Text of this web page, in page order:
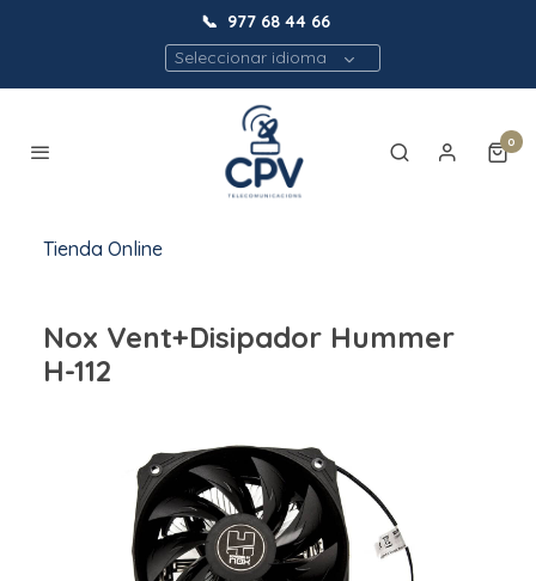
📞 977 68 44 66
Seleccionar idioma
0
Tienda Online
Nox Vent+Disipador Hummer
H-112